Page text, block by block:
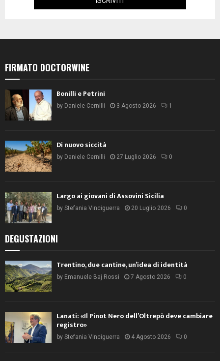
FIRMATO DOCTORWINE
Bonilli e Petrini
by Daniele Cernilli 3 Agosto 2026 1
Di nuovo siccità
by Daniele Cernilli 27 Luglio 2026 0
Largo ai giovani di Assovini Sicilia
by Stefania Vinciguerra 20 Luglio 2026 0
DEGUSTAZIONI
Trentino, due cantine, un’idea di identità
by Emanuele Baj Rossi 7 Agosto 2026 0
Lanati: «Il Pinot Nero dell’Oltrepò deve cambiare
registro»
by Stefania Vinciguerra 4 Agosto 2026 0